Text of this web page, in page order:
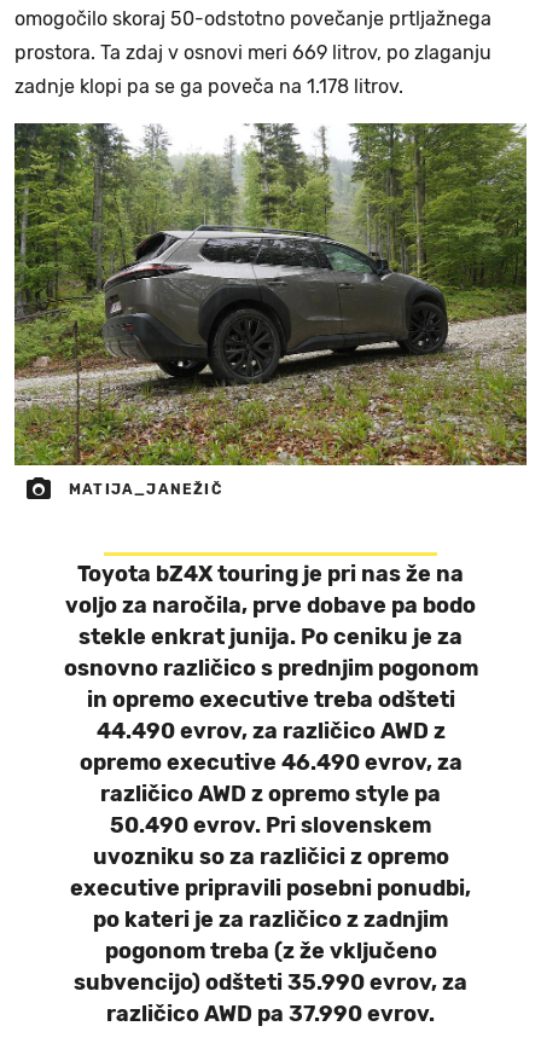
omogočilo skoraj 50-odstotno povečanje prtljažnega
prostora. Ta zdaj v osnovi meri 669 litrov, po zlaganju
zadnje klopi pa se ga poveča na 1.178 litrov.
MATIJA_JANEŽIČ
Toyota bZ4X touring je pri nas že na
voljo za naročila, prve dobave pa bodo
stekle enkrat junija. Po ceniku je za
osnovno različico s prednjim pogonom
in opremo executive treba odšteti
44.490 evrov, za različico AWD z
opremo executive 46.490 evrov, za
različico AWD z opremo style pa
50.490 evrov. Pri slovenskem
uvozniku so za različici z opremo
executive pripravili posebni ponudbi,
po kateri je za različico z zadnjim
pogonom treba (z že vključeno
subvencijo) odšteti 35.990 evrov, za
različico AWD pa 37.990 evrov.